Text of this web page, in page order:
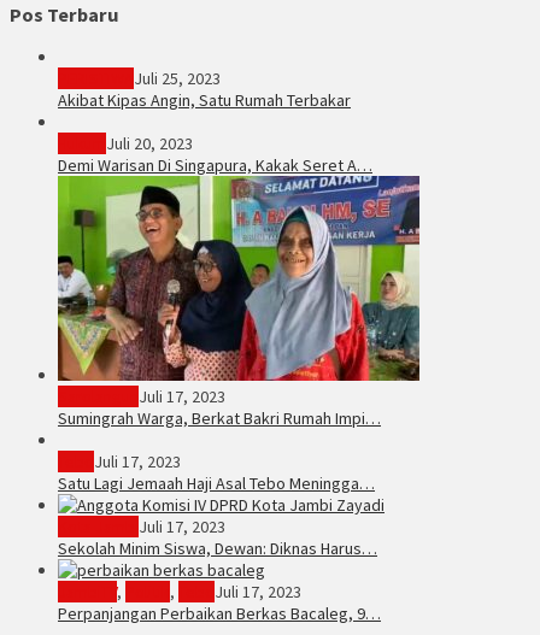
Pos Terbaru
Juli 25, 2023
Akibat Kipas Angin, Satu Rumah Terbakar
Juli 20, 2023
Demi Warisan Di Singapura, Kakak Seret A…
Juli 17, 2023
Sumingrah Warga, Berkat Bakri Rumah Impi…
Juli 17, 2023
Satu Lagi Jemaah Haji Asal Tebo Meningga…
Juli 17, 2023
Sekolah Minim Siswa, Dewan: Diknas Harus…
, ,
Juli 17, 2023
Perpanjangan Perbaikan Berkas Bacaleg, 9…